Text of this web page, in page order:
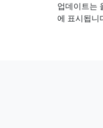
업데이트는
에 표시됩니